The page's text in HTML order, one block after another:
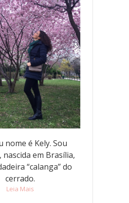
nome é Kely. Sou
em Brasília,
“calanga” do
cerrado.
Leia Mais